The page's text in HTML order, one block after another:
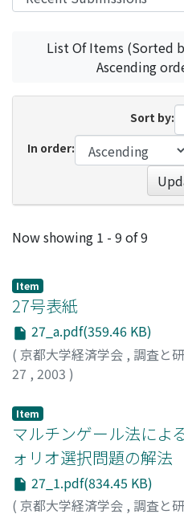
List Of Items (Sorted
Ascending
Sort by:
In order:
Recent Submissions
Now showing 1 - 9 of 9
Item
27号表紙
27_a.pdf(359.46 KB)
( 京都大学経済学会 , 調査と
27 , 2003 )
Item
マルチンゲール法によ
ォリオ選択問題の解法
27_1.pdf(834.45 KB)
( 京都大学経済学会 , 調査と